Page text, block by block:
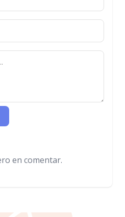
en comentar.